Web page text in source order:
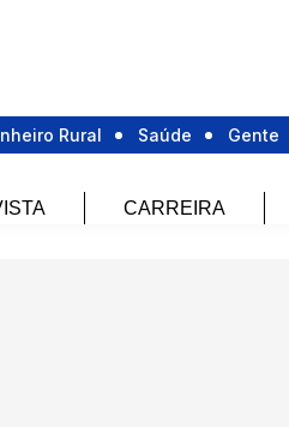
Rural Saúde Gente
CARREIRA